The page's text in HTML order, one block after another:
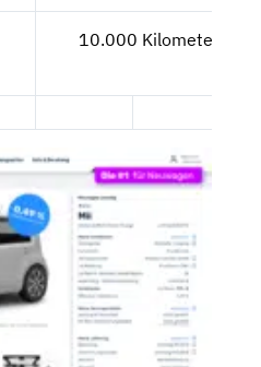
10.000 Kilometer